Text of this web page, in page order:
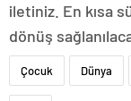
iletiniz. En kısa
dönüş
Çocuk Dünya